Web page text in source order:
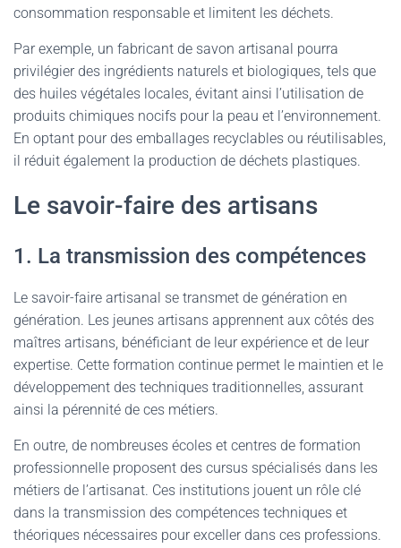
consommation responsable et limitent les déchets.
Par exemple, un fabricant de savon artisanal pourra
privilégier des ingrédients naturels et biologiques, tels que
des huiles végétales locales, évitant ainsi l’utilisation de
produits chimiques nocifs pour la peau et l’environnement.
En optant pour des emballages recyclables ou réutilisables,
il réduit également la production de déchets plastiques.
Le savoir-faire des artisans
1. La transmission des compétences
Le savoir-faire artisanal se transmet de génération en
génération. Les jeunes artisans apprennent aux côtés des
maîtres artisans, bénéficiant de leur expérience et de leur
expertise. Cette formation continue permet le maintien et le
développement des techniques traditionnelles, assurant
ainsi la pérennité de ces métiers.
En outre, de nombreuses écoles et centres de formation
professionnelle proposent des cursus spécialisés dans les
métiers de l’artisanat. Ces institutions jouent un rôle clé
dans la transmission des compétences techniques et
théoriques nécessaires pour exceller dans ces professions.